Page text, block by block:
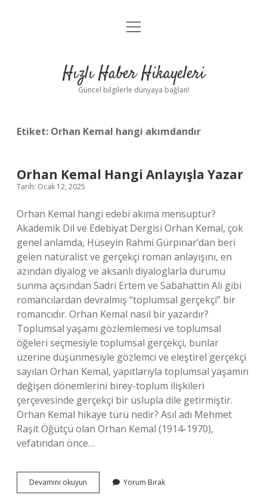
Anasayfa
Yasal Uyarı
menüyü
Hızlı Haber Hikayeleri
Güncel bilgilerle dünyaya bağlan!
Etiket: Orhan Kemal hangi akımdandır
Orhan Kemal Hangi Anlayışla Yazar
Tarih: Ocak 12, 2025
Orhan Kemal hangi edebi akıma mensuptur?
Akademik Dil ve Edebiyat Dergisi Orhan Kemal, çok
genel anlamda, Hüseyin Rahmi Gürpınar’dan beri
gelen natüralist ve gerçekçi roman anlayışını, en
azından diyalog ve aksanlı diyaloglarla durumu
sunma açısından Sadri Ertem ve Sabahattin Ali gibi
romancılardan devralmış “toplumsal gerçekçi” bir
romancıdır. Orhan Kemal nasıl bir yazardır?
Toplumsal yaşamı gözlemlemesi ve toplumsal
öğeleri seçmesiyle toplumsal gerçekçi, bunlar
üzerine düşünmesiyle gözlemci ve eleştirel gerçekçi
sayılan Orhan Kemal, yapıtlarıyla toplumsal yaşamın
değişen dönemlerini birey-toplum ilişkileri
çerçevesinde gerçekçi bir üslupla dile getirmiştir.
Orhan Kemal hikaye türü nedir? Asıl adı Mehmet
Raşit Öğütçü olan Orhan Kemal (1914-1970),
vefatından önce…
Devamını okuyun
Kemal
Yorum Bırak